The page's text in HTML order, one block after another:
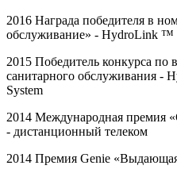
2016 Награда победителя в
обслуживание» - HydroLink ™
2015 Победитель конкурса по
санитарного обслуживания -
System
2014 Международная премия
- дистанционный телеком
2014 Премия Genie